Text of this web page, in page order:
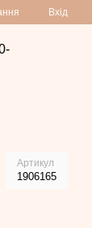
Вхід
Артикул
1906165